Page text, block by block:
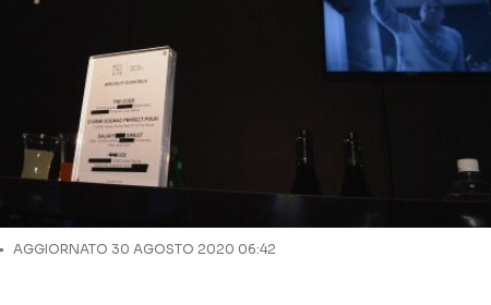
AGGIORNATO 30 AGOSTO 2020 06:42